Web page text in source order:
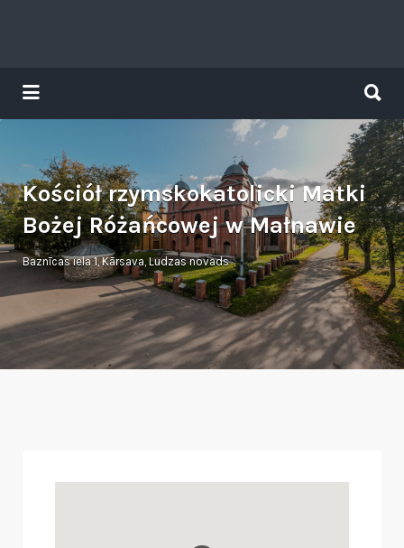
Tavs brīvdienu ceļvedis
for:
Kościół rzymskokatolicki Matki
Bożej Różańcowej w Małnawie
Baznīcas iela 1, Kārsava, Ludzas novads